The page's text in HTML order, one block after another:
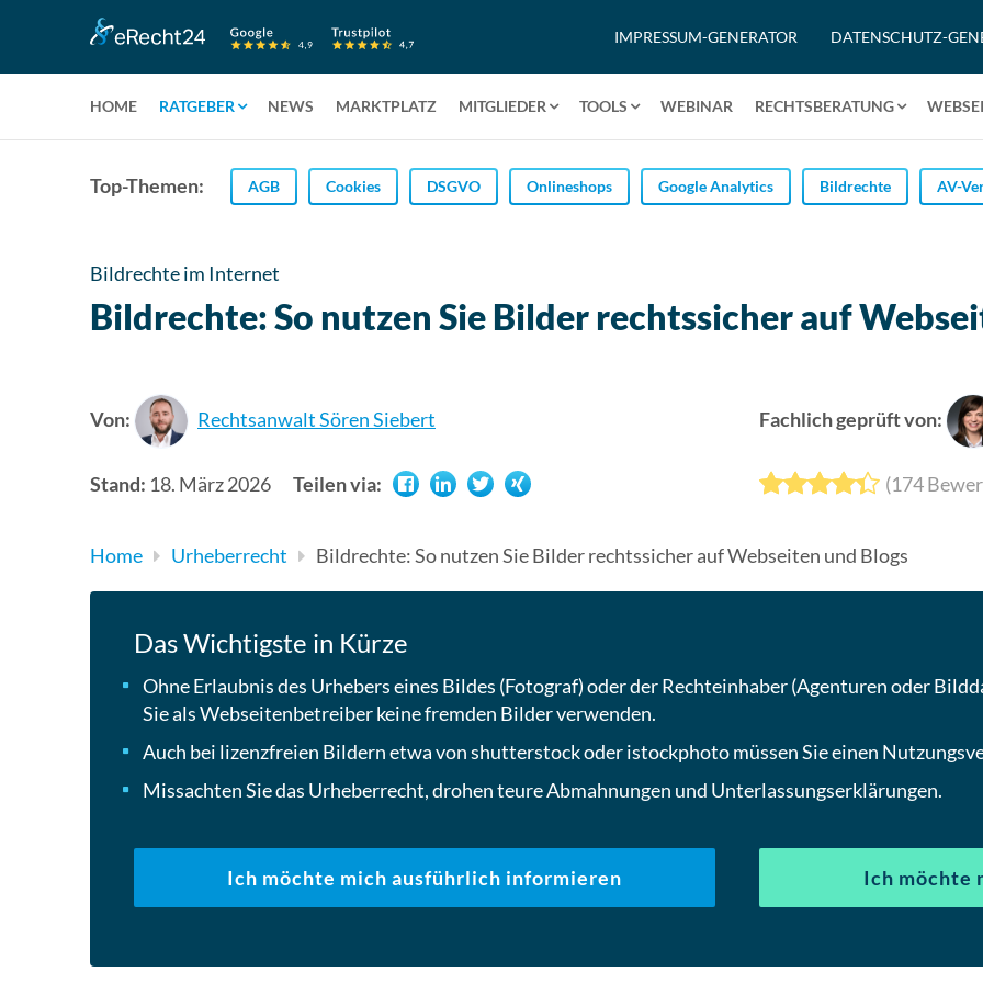
IMPRESSUM-GENERATOR DATENSCHUTZ-
HOME RATGEBER NEWS MARKTPLATZ MITGLIEDER TOOLS WEBINAR RECHTSBERATUNG
Top-Themen: AGB Cookies DSGVO Onlineshops Google Analytics Bildrechte AV-
Bildrechte im Internet
Bildrechte: So nutzen Sie Bilder rechtssicher auf
Von: Rechtsanwalt Sören Siebert Fachlich geprüft von:
Stand: 18. März 2026 Teilen via: (174
Home Urheberrecht Bildrechte: So nutzen Sie Bilder rechtssicher auf Webseiten und Blogs
Das Wichtigste in Kürze
Ohne Erlaubnis des Urhebers eines Bildes (Fotograf) oder der Rechteinhaber (Agenturen oder
Sie als Webseitenbetreiber keine fremden Bilder verwenden.
Auch bei lizenzfreien Bildern etwa von shutterstock oder istockphoto müssen Sie einen
Missachten Sie das Urheberrecht, drohen teure Abmahnungen und Unterlassungserklärungen.
Ich möchte mich ausführlich informieren Ich möchte